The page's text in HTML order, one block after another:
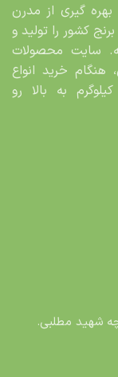
گیری از مدرن
کشور را تولید و
سایت محصولات
هنگام خرید انواع
شهید مطلبی.